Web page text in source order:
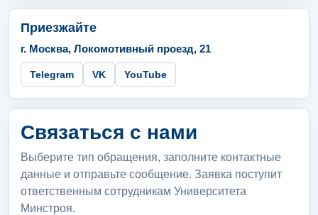
Приезжайте
г. Москва, Локомотивный проезд, 21
Telegram VK YouTube
Связаться с нами
Выберите тип обращения, заполните контактные
данные и отправьте сообщение. Заявка поступит
ответственным сотрудникам Университета
Минстроя.